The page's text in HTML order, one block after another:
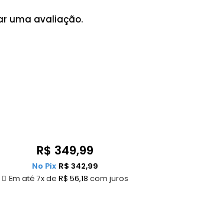
uma avaliação.
R$ 349,99
Em até 7x de R$ 56,18 com juros
No Pix R$ 342,99